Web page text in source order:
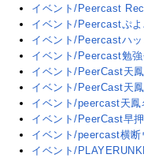
イベント/Peercast
イベント/Peercastぷ
イベント/Peercastハ
イベント/Peercast勉強
イベント/PeerCast天
イベント/PeerCast天
イベント/peercast天鳳
イベント/PeerCast早
イベント/peercast横
イベント/